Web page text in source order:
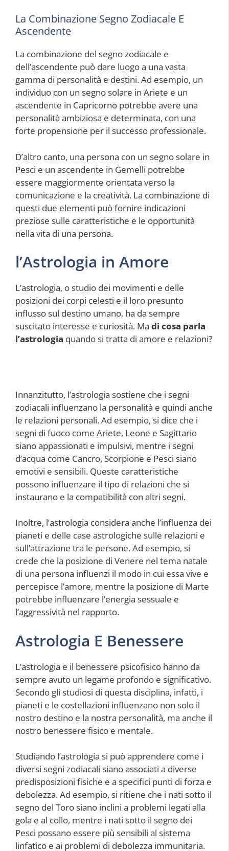
La Combinazione Segno Zodiacale E
Ascendente
La combinazione del segno zodiacale e
dell’ascendente può dare luogo a una vasta
gamma di personalità e destini. Ad esempio, un
individuo con un segno solare in Ariete e un
ascendente in Capricorno potrebbe avere una
personalità ambiziosa e determinata, con una
forte propensione per il successo professionale.
D’altro canto, una persona con un segno solare in
Pesci e un ascendente in Gemelli potrebbe
essere maggiormente orientata verso la
comunicazione e la creatività. La combinazione di
questi due elementi può fornire indicazioni
preziose sulle caratteristiche e le opportunità
nella vita di una persona.
l’Astrologia in Amore
L’astrologia, o studio dei movimenti e delle
posizioni dei corpi celesti e il loro presunto
influsso sul destino umano, ha da sempre
suscitato interesse e curiosità. Ma di cosa parla
l’astrologia quando si tratta di amore e relazioni?
Innanzitutto, l’astrologia sostiene che i segni
zodiacali influenzano la personalità e quindi anche
le relazioni personali. Ad esempio, si dice che i
segni di fuoco come Ariete, Leone e Sagittario
siano appassionati e impulsivi, mentre i segni
d’acqua come Cancro, Scorpione e Pesci siano
emotivi e sensibili. Queste caratteristiche
possono influenzare il tipo di relazioni che si
instaurano e la compatibilità con altri segni.
Inoltre, l’astrologia considera anche l’influenza dei
pianeti e delle case astrologiche sulle relazioni e
sull’attrazione tra le persone. Ad esempio, si
crede che la posizione di Venere nel tema natale
di una persona influenzi il modo in cui essa vive e
percepisce l’amore, mentre la posizione di Marte
potrebbe influenzare l’energia sessuale e
l’aggressività nel rapporto.
Astrologia E Benessere
L’astrologia e il benessere psicofisico hanno da
sempre avuto un legame profondo e significativo.
Secondo gli studiosi di questa disciplina, infatti, i
pianeti e le costellazioni influenzano non solo il
nostro destino e la nostra personalità, ma anche il
nostro benessere fisico e mentale.
Studiando l’astrologia si può apprendere come i
diversi segni zodiacali siano associati a diverse
predisposizioni fisiche e a specifici punti di forza e
debolezza. Ad esempio, si ritiene che i nati sotto il
segno del Toro siano inclini a problemi legati alla
gola e al collo, mentre i nati sotto il segno dei
Pesci possano essere più sensibili al sistema
linfatico e ai problemi di debolezza immunitaria.